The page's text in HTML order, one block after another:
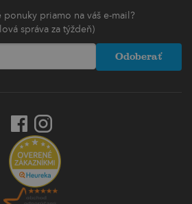
ponuky priamo na váš e-mail?
správa za týždeň)
Odoberať